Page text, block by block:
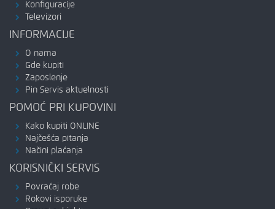
Konfiguracije
Televizori
INFORMACIJE
O nama
Gde kupiti
Zaposlenje
Pin Servis aktuelnosti
POMOĆ PRI KUPOVINI
Kako kupiti ONLINE
Najčešća pitanja
Načini plaćanja
KORISNIČKI SERVIS
Povraćaj robe
Rokovi isporuke